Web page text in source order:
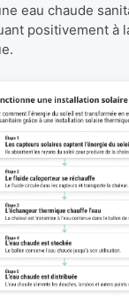
eau chaude
positivement à